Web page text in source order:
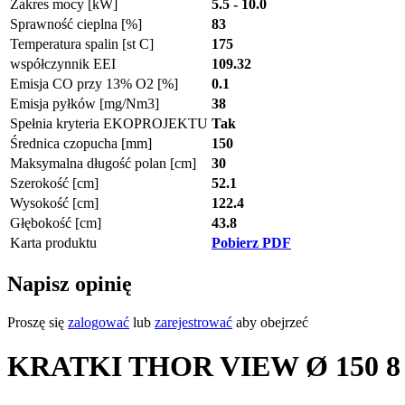
Zakres mocy [kW]
5.5 - 10.0
Sprawność cieplna [%]
83
Temperatura spalin [st C]
175
współczynnik EEI
109.32
Emisja CO przy 13% O2 [%]
0.1
Emisja pyłków [mg/Nm3]
38
Spełnia kryteria EKOPROJEKTU Tak
Średnica czopucha [mm]
150
Maksymalna długość polan [cm]
30
Szerokość [cm]
52.1
Wysokość [cm]
122.4
Głębokość [cm]
43.8
Karta produktu
Pobierz PDF
Napisz opinię
Proszę się zalogować lub zarejestrować aby obejrzeć
KRATKI THOR VIEW Ø 150